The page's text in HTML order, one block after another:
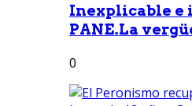
Inexplicable e
PANE.La
0